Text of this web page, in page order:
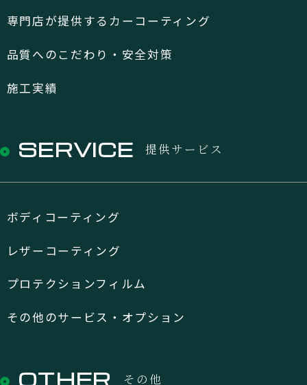
専門店が提供するカーコーティング
品質へのこだわり・安全対策
施工実績
SERVICE 提供サービス
ボディコーティング
レザーコーティング
プロテクションフィルム
その他のサービス・オプション
OTHER その他